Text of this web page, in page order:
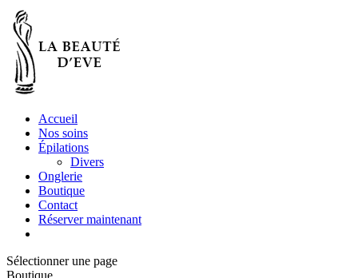
Accueil
Nos soins
Épilations
Divers
Onglerie
Boutique
Contact
Réserver maintenant
Sélectionner une page
Boutique